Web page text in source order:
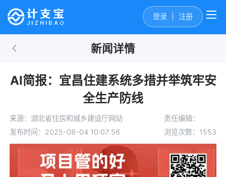
登录 注册
新闻详情
AI简报：宜昌住建系统多措并举筑牢安
全生产防线
发布时间：2025-08-04 10:07:56
来源：湖北省住房和城乡建设厅网站
浏览次数：1553
责任编辑：